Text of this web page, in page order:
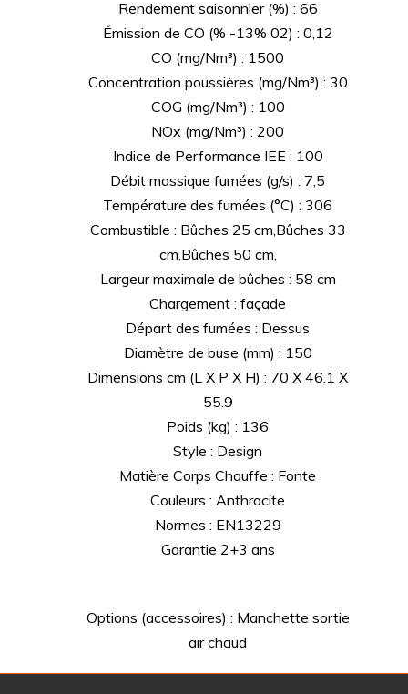
Rendement saisonnier (%) : 66
Émission de CO (% -13% 02) : 0,12
CO (mg/Nm³) : 1500
Concentration poussières (mg/Nm³) : 30
COG (mg/Nm³) : 100
NOx (mg/Nm³) : 200
Indice de Performance IEE : 100
Débit massique fumées (g/s) : 7,5
Température des fumées (°C) : 306
Combustible : Bûches 25 cm,Bûches 33
cm,Bûches 50 cm,
Largeur maximale de bûches : 58 cm
Chargement : façade
Départ des fumées : Dessus
Diamètre de buse (mm) : 150
Dimensions cm (L X P X H) : 70 X 46.1 X
55.9
Poids (kg) : 136
Style : Design
Matière Corps Chauffe : Fonte
Couleurs : Anthracite
Normes : EN13229
Garantie 2+3 ans
Options (accessoires) : Manchette sortie
air chaud